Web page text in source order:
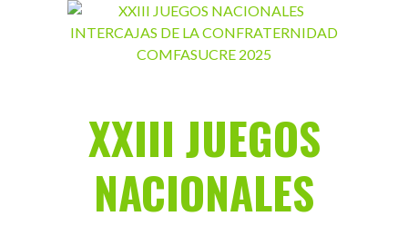
XXIII JUEGOS
NACIONALES